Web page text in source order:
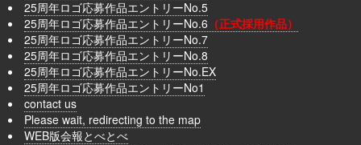
25周年ロゴ応募作品エントリーNo.5
25周年ロゴ応募作品エントリーNo.6 （正式採用作品）
25周年ロゴ応募作品エントリーNo.7
25周年ロゴ応募作品エントリーNo.8
25周年ロゴ応募作品エントリーNo.EX
25周年ロゴ応募作品エントリーNo1
contact us
Please wait, redirecting to the map
WEB版会報とべとべ